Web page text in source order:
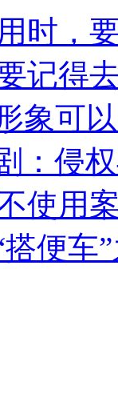
时，
记得
象可
：侵
使用
搭便车